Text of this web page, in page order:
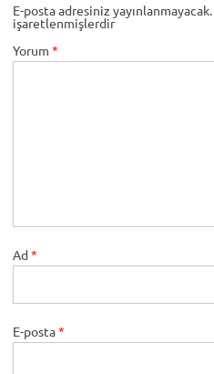
E-posta adresiniz yayınlanmayacak.
işaretlenmişlerdir
Yorum *
Ad*
E-posta*